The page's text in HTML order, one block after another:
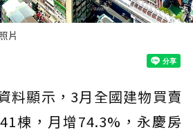
片
料顯示，3月全國建物買賣
棟，月增74.3%，永慶房